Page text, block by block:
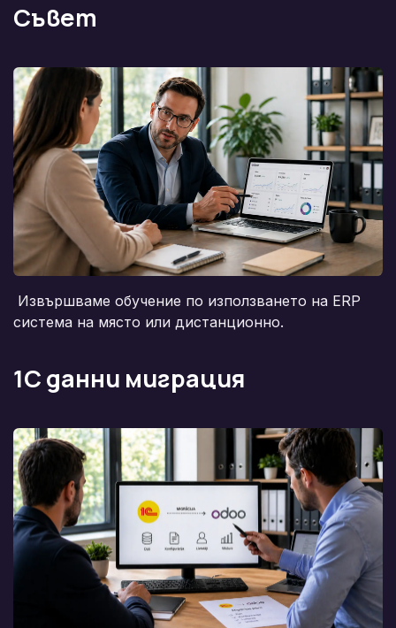
​Съвет
Извършваме обучение по използването на ERP
система на място или дистанционно.
1C данни миграция